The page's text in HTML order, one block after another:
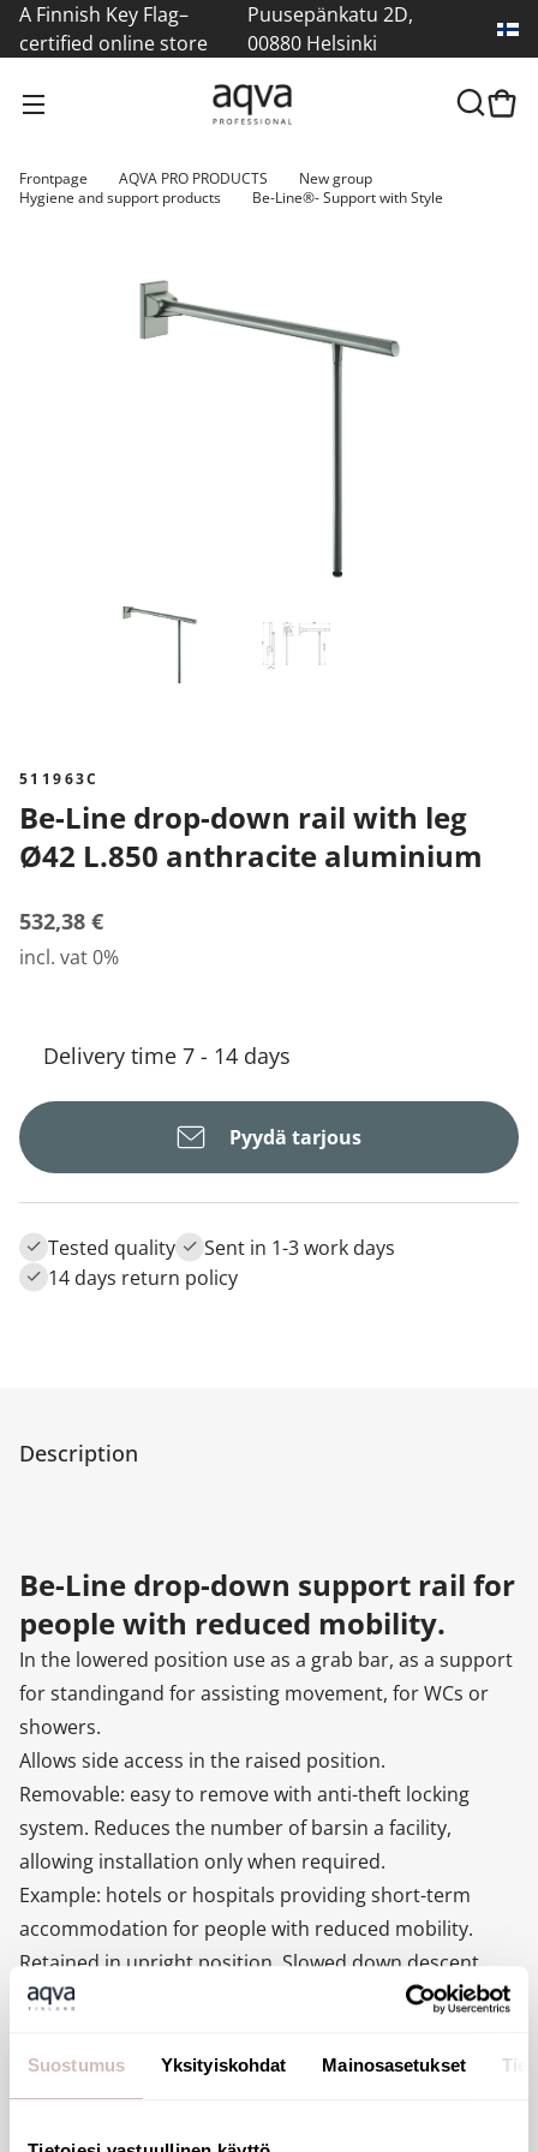
Suostumus Yksityiskohdat Mainosasetukset
A Finnish Key Flag–
certified online store
Puusepänkatu 2D,
00880 Helsinki
Frontpage AQVA PRO PRODUCTS
New group
Hygiene and support products
Be-Line®- Support with Style
511963C
Be-Line drop-down rail with leg
Ø42 L.850 anthracite aluminium
532,38 €
incl. vat 0%
Delivery time 7 - 14 days
Pyydä tarjous
Tested quality
Sent in 1-3 work days
14 days return policy
Description
Be-Line drop-down support rail for
people with reduced mobility.
In the lowered position use as a grab bar, as a support
for standingand for assisting movement, for WCs or
showers.
Allows side access in the raised position.
Removable: easy to remove with anti-theft locking
system. Reduces the number of barsin a facility,
allowing installation only when required.
Example: hotels or hospitals providing short-term
accommodation for people with reduced mobility.
Retained in upright position. Slowed down descent.
Aluminium tube.
face that prevents rotation for an optimal grip.
Metallised anthracite powder-coated aluminium finish